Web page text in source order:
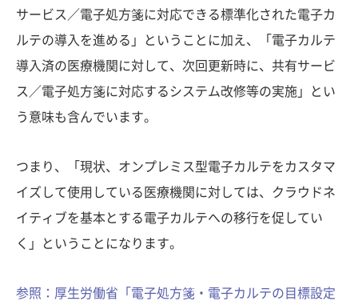
サービス／電子処方箋に対応できる標準化された電子カ
ルテの導入を進める」ということに加え、「電子カルテ
導入済の医療機関に対して、次回更新時に、共有サービ
ス／電子処方箋に対応するシステム改修等の実施」とい
う意味も含んでいます。
つまり、「現状、オンプレミス型電子カルテをカスタマ
イズして使用している医療機関に対しては、クラウドネ
イティブを基本とする電子カルテへの移行を促してい
く」ということになります。
参照：厚生労働省「電子処方箋・電子カルテの目標設定